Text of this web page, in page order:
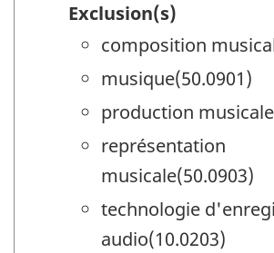
Exclusion(s)
composition
musique(50.0901)
production
représentation
musicale(50.0903)
technologie
audio(10.0203)